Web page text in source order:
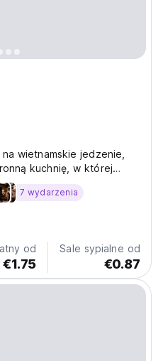
wietnamskie jedzenie,
kuchnię, w której
w domu.
7 wydarzenia
od
€1.75
Sale sypialne od
€0.87